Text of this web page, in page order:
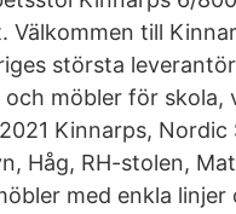
Välkommen till
största
möbler för skola,
Kinnarps, Nordic
Håg, RH-stolen,
med enkla linjer